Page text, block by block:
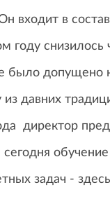
входит в
году снизилось
было допущено
давних
директор
задач -